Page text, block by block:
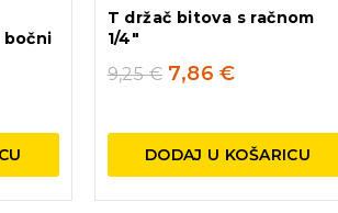
T držač bitova s račnom
1/4″
9,25€ 7,86€
DODAJ U KOŠARICU